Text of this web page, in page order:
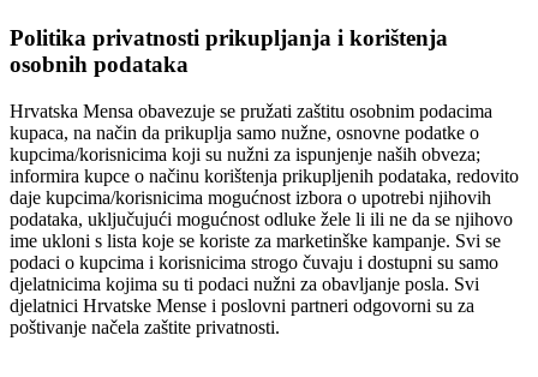
Politika privatnosti prikupljanja i korištenja
osobnih podataka
Hrvatska Mensa obavezuje se pružati zaštitu osobnim podacima
kupaca, na način da prikuplja samo nužne, osnovne podatke o
kupcima/korisnicima koji su nužni za ispunjenje naših obveza;
informira kupce o načinu korištenja prikupljenih podataka, redovito
daje kupcima/korisnicima mogućnost izbora o upotrebi njihovih
podataka, uključujući mogućnost odluke žele li ili ne da se njihovo
ime ukloni s lista koje se koriste za marketinške kampanje. Svi se
podaci o kupcima i korisnicima strogo čuvaju i dostupni su samo
djelatnicima kojima su ti podaci nužni za obavljanje posla. Svi
djelatnici Hrvatske Mense i poslovni partneri odgovorni su za
poštivanje načela zaštite privatnosti.